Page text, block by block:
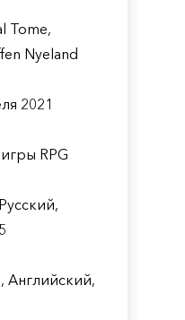
Tome,
Nyeland
2021
RPG
Русский,
Английский,